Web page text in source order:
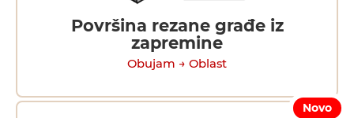
Površina rezane građe iz
zapremine
Obujam → Oblast
Novo